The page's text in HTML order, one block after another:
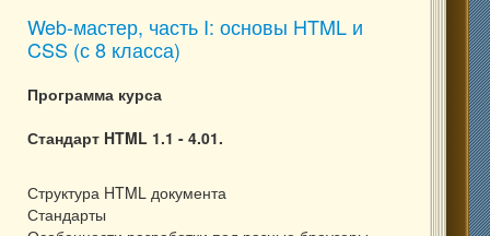
Web-мастер, часть I: основы HTML и
CSS (с 8 класса)
Программа курса
Стандарт HTML 1.1 - 4.01.
Структура HTML документа
Стандарты